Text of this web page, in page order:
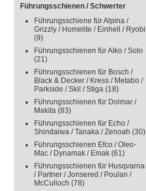
Führungsschienen / Schwerter
Führungsschiene für Alpina /
Grizzly / Homelite / Einhell / Ryobi
(9)
Führungsschienen für Alko / Solo
(21)
Führungsschienen für Bosch /
Black & Decker / Kress / Metabo /
Parkside / Skil / Stiga (18)
Führungsschienen für Dolmar /
Makita (83)
Führungsschienen für Echo /
Shindaiwa / Tanaka / Zenoah (30)
Führungsschienen Efco / Oleo-
Mac / Dynamak / Emak (61)
Führungsschienen für Husqvarna
/ Partner / Jonsered / Poulan /
McCulloch (78)